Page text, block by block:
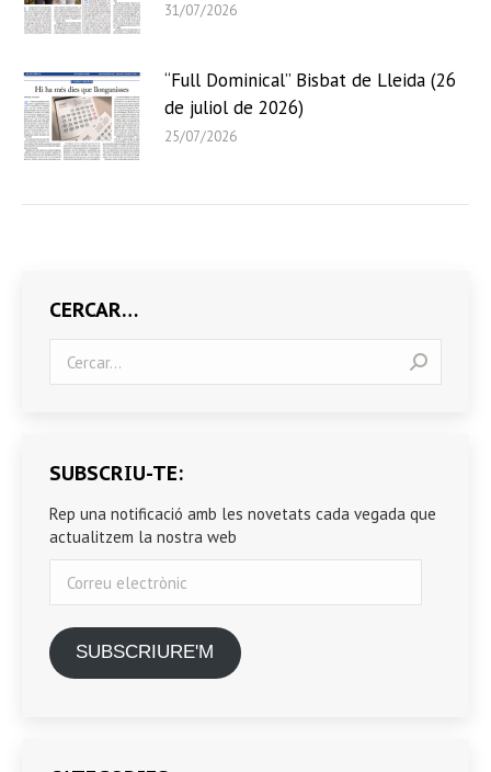
31/07/2026
“Full Dominical” Bisbat de Lleida (26
de juliol de 2026)
25/07/2026
CERCAR…
SUBSCRIU-TE:
Rep una notificació amb les novetats cada vegada que
actualitzem la nostra web
electrònic
SUBSCRIURE'M